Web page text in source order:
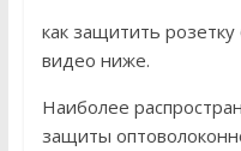
как защитить
видео ниже.
Наиболее
защиты